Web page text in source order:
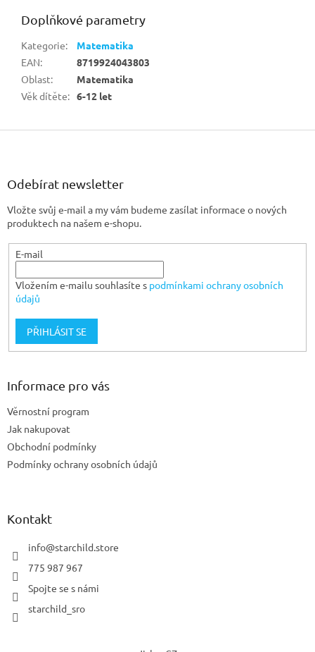
Doplňkové parametry
Kategorie:
Matematika
EAN:
8719924043803
Oblast:
Matematika
Věk dítěte: 6-12 let
Z
Odebírat newsletter
Vložte svůj e-mail a my vám budeme zasílat informace o nových
produktech na našem e-shopu.
E-mail
Vložením e-mailu souhlasíte s podmínkami ochrany osobních
údajů
PŘIHLÁSIT SE
Informace pro vás
Věrnostní program
Jak nakupovat
Obchodní podmínky
Podmínky ochrany osobních údajů
Kontakt
info@starchild.store
775 987 967
Spojte se s námi
starchild_sro